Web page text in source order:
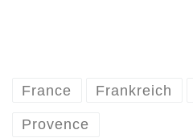
France Frankreich
Provence